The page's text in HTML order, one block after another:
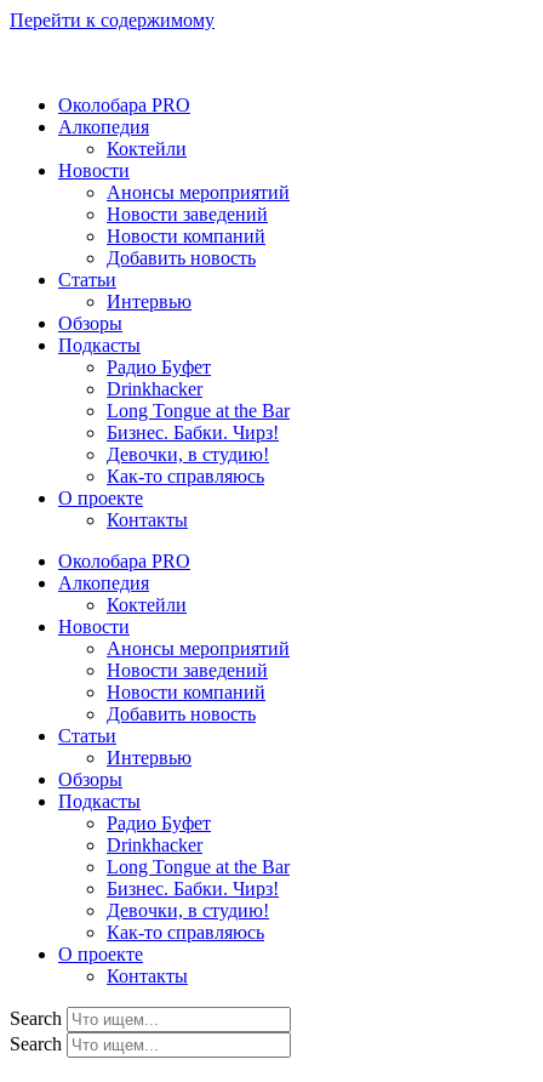
Перейти к содержимому
Околобара PRO
Алкопедия
Коктейли
Новости
Анонсы мероприятий
Новости заведений
Новости компаний
Добавить новость
Статьи
Интервью
Обзоры
Подкасты
Радио Буфет
Drinkhacker
Long Tongue at the Bar
Бизнес. Бабки. Чирз!
Девочки, в студию!
Как-то справляюсь
О проекте
Контакты
Околобара PRO
Алкопедия
Коктейли
Новости
Анонсы мероприятий
Новости заведений
Новости компаний
Добавить новость
Статьи
Интервью
Обзоры
Подкасты
Радио Буфет
Drinkhacker
Long Tongue at the Bar
Бизнес. Бабки. Чирз!
Девочки, в студию!
Как-то справляюсь
О проекте
Контакты
Search
Search